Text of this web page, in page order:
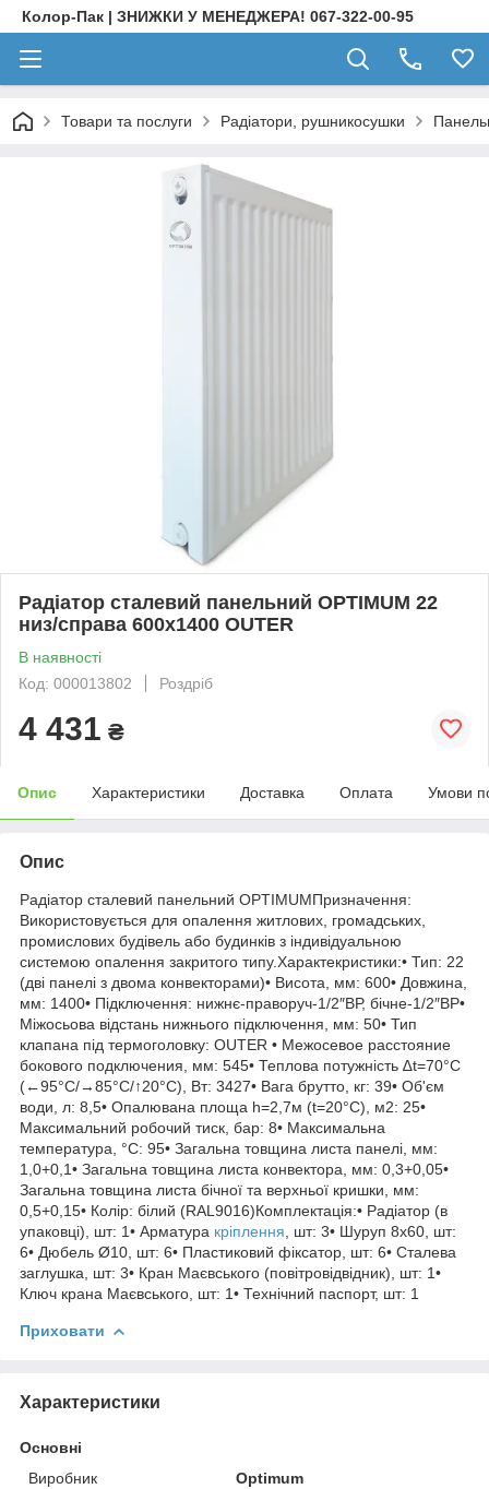
Колор-Пак | ЗНИЖКИ У МЕНЕДЖЕРА! 067-322-00-95
Товари та послуги Радіатори, рушникосушки
Радіатор сталевий панельний OPTIMUM 22
низ/справа 600х1400 OUTER
В наявності
Код: 000013802
Роздріб
4 431 ₴
Опис Характеристики Доставка Оплата Умови
Опис
Радіатор сталевий панельний OPTIMUMПризначення:
Використовується для опалення житлових, громадських,
промислових будівель або будинків з індивідуальною
системою опалення закритого типу.Характекристики:• Тип: 22
(дві панелі з двома конвекторами)• Висота, мм: 600• Довжина,
мм: 1400• Підключення: нижнє-праворуч-1/2″ВР, бічне-1/2″ВР•
Міжосьова відстань нижнього підключення, мм: 50• Тип
клапана під термоголовку: OUTER • Межосевое расстояние
бокового подключения, мм: 545• Теплова потужність ∆t=70°C
(←95°C/→85°C/↑20°C), Вт: 3427• Вага брутто, кг: 39• Об'єм
води, л: 8,5• Опалювана площа h=2,7м (t=20°C), м2: 25•
Максимальний робочий тиск, бар: 8• Максимальна
температура, °С: 95• Загальна товщина листа панелі, мм:
1,0+0,1• Загальна товщина листа конвектора, мм: 0,3+0,05•
Загальна товщина листа бічної та верхньої кришки, мм:
0,5+0,15• Колір: білий (RAL9016)Комплектація:• Радіатор (в
упаковці), шт: 1• Арматура кріплення , шт: 3• Шуруп 8х60, шт:
6• Дюбель Ø10, шт: 6• Пластиковий фіксатор, шт: 6• Сталева
заглушка, шт: 3• Кран Маєвського (повітровідвідник), шт: 1•
Ключ крана Маєвського, шт: 1• Технічний паспорт, шт: 1
Приховати
Характеристики
Основні
Виробник
Optimum